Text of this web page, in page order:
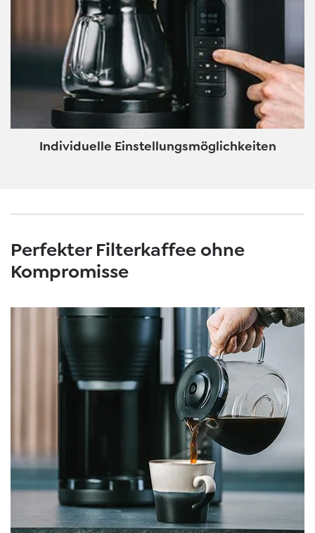
Individuelle Einstellungsmöglichkeiten
Perfekter Filterkaffee ohne
Kompromisse